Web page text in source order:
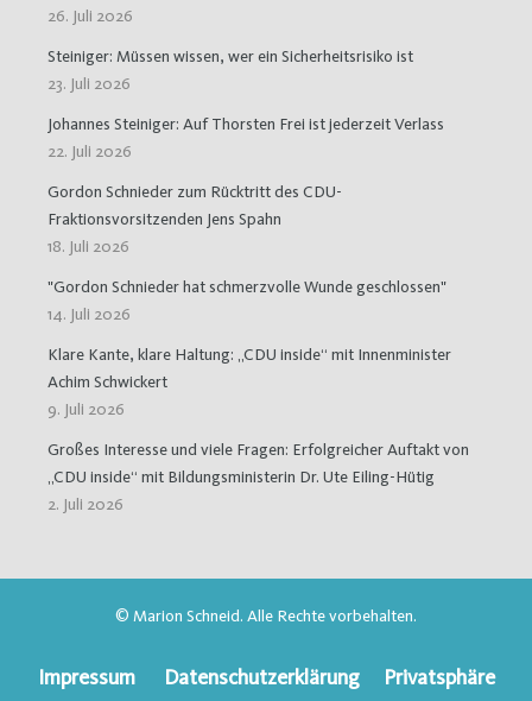
26. Juli 2026
Steiniger: Müssen wissen, wer ein Sicherheitsrisiko ist
23. Juli 2026
Johannes Steiniger: Auf Thorsten Frei ist jederzeit Verlass
22. Juli 2026
Gordon Schnieder zum Rücktritt des CDU-
Fraktionsvorsitzenden Jens Spahn
18. Juli 2026
"Gordon Schnieder hat schmerzvolle Wunde geschlossen"
14. Juli 2026
Klare Kante, klare Haltung: „CDU inside“ mit Innenminister
Achim Schwickert
9. Juli 2026
Großes Interesse und viele Fragen: Erfolgreicher Auftakt von
„CDU inside“ mit Bildungsministerin Dr. Ute Eiling-Hütig
2. Juli 2026
© Marion Schneid. Alle Rechte vorbehalten.
Impressum Datenschutzerklärung Privatsphäre